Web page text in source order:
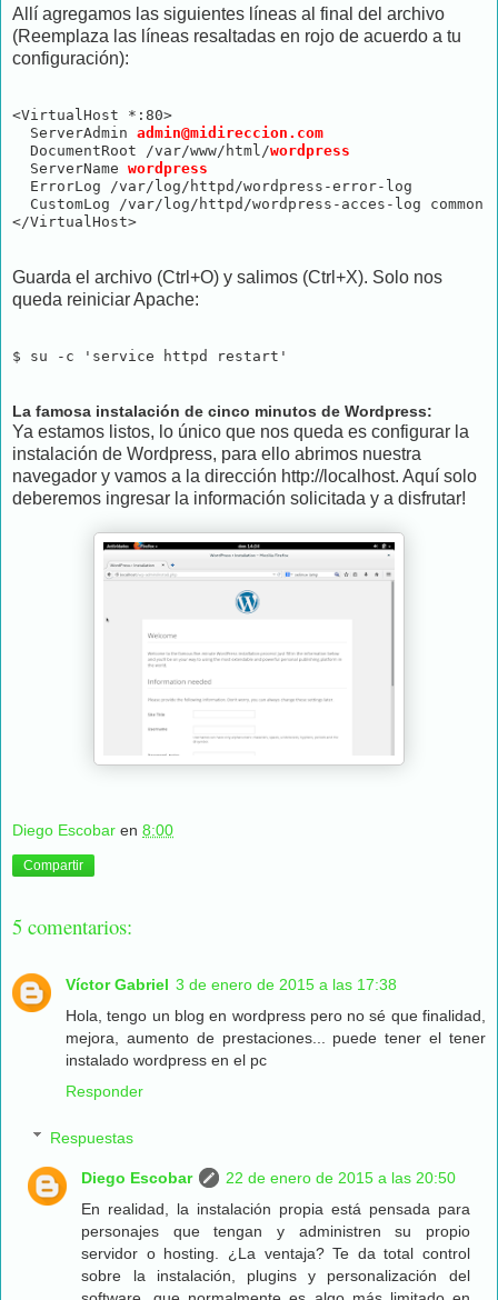
Allí agregamos las siguientes líneas al final del archivo
(Reemplaza las líneas resaltadas en rojo de acuerdo a tu
configuración):
<VirtualHost *:80>
  ServerAdmin
admin@midireccion.com
  DocumentRoot /var/www/html/
wordpress
  ServerName
wordpress
  ErrorLog /var/log/httpd/wordpress-error-log
  CustomLog /var/log/httpd/wordpress-acces-log common
</VirtualHost>
Guarda el archivo (Ctrl+O) y salimos (Ctrl+X). Solo nos
queda reiniciar Apache:
$ su -c 'service httpd restart'
La famosa instalación de cinco minutos de Wordpress:
Ya estamos listos, lo único que nos queda es configurar la
instalación de Wordpress, para ello abrimos nuestra
navegador y vamos a la dirección http://localhost. Aquí solo
deberemos ingresar la información solicitada y a disfrutar!
Diego Escobar en 8:00
Compartir
5 comentarios:
Víctor Gabriel 3 de enero de 2015 a las 17:38
Hola, tengo un blog en wordpress pero no sé que finalidad,
mejora, aumento de prestaciones... puede tener el tener
instalado wordpress en el pc
Responder
Respuestas
Diego Escobar
22 de enero de 2015 a las 20:50
En realidad, la instalación propia está pensada para
personajes que tengan y administren su propio
servidor o hosting. ¿La ventaja? Te da total control
sobre la instalación, plugins y personalización del